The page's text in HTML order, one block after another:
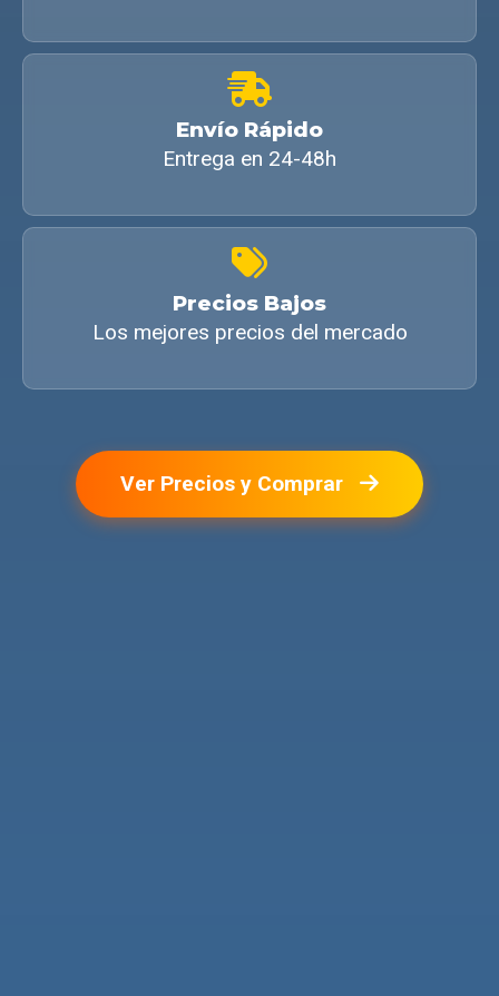
Envío Rápido
Entrega en 24-48h
Precios Bajos
Los mejores precios del mercado
Ver Precios y Comprar